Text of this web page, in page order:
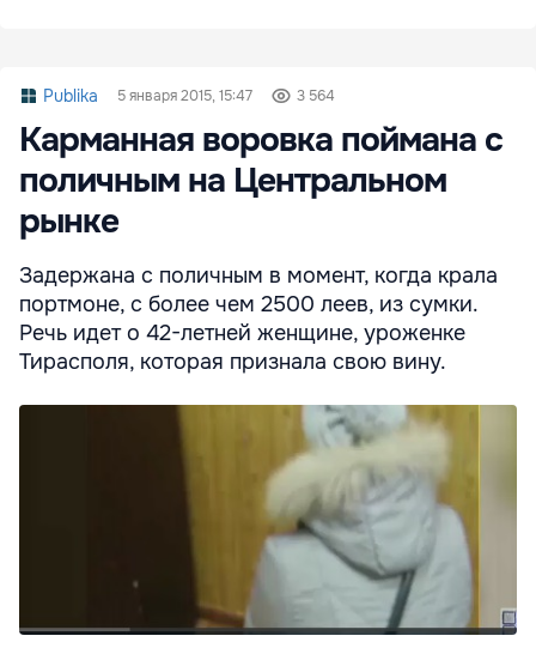
Publika 5 января 2015, 15:47 3 564
Карманная воровка поймана с
поличным на Центральном
рынке
Задержана с поличным в момент, когда крала
портмоне, с более чем 2500 леев, из сумки.
Речь идет о 42-летней женщине, уроженке
Тирасполя, которая признала свою вину.